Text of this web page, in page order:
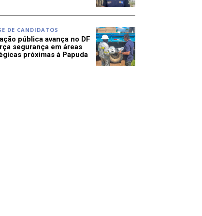
DE CANDIDATOS
pública avança no DF
segurança em áreas
próximas à Papuda